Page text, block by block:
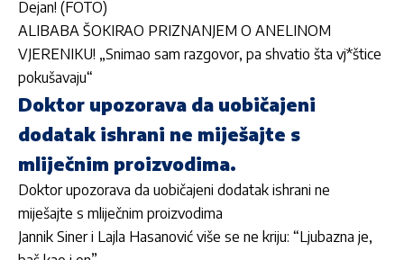
Dejan! (FOTO)
ALIBABA ŠOKIRAO PRIZNANJEM O ANELINOM
VJERENIKU! „Snimao sam razgovor, pa shvatio šta vj*štice
pokušavaju“
Doktor upozorava da uobičajeni
dodatak ishrani ne miješajte s
mliječnim proizvodima.
Doktor upozorava da uobičajeni dodatak ishrani ne
miješajte s mliječnim proizvodima
Jannik Siner i Lajla Hasanović više se ne kriju: “Ljubazna je,